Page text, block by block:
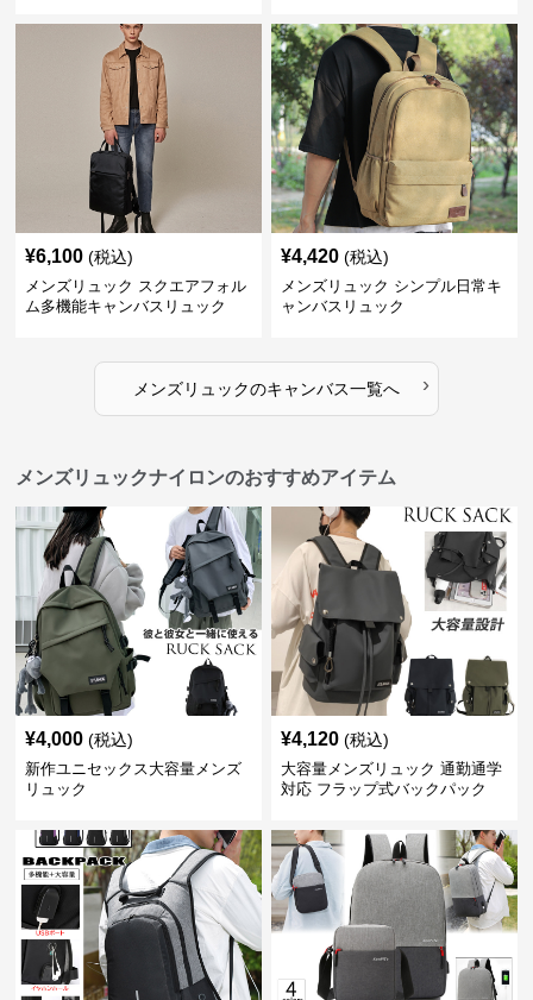
¥6,100 (税込)
メンズリュック スクエアフォル
ム多機能キャンバスリュック
¥4,420 (税込)
メンズリュック シンプル日常キ
ャンバスリュック
メンズリュックのキャンバス一覧へ ›
メンズリュックナイロンのおすすめアイテム
¥4,000 (税込)
新作ユニセックス大容量メンズ
リュック
¥4,120 (税込)
大容量メンズリュック 通勤通学
対応 フラップ式バックパック